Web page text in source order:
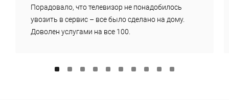
Порадовало, что телевизор не понадобилось
увозить в сервис – все было сделано на дому.
Доволен услугами на все 100.